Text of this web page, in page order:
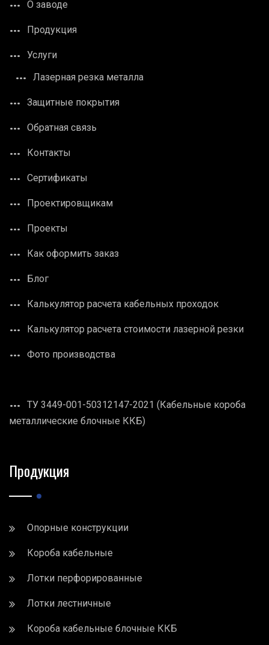
О заводе
Продукция
Услуги
Лазерная резка металла
Защитные покрытия
Обратная связь
Контакты
Сертификаты
Проектировщикам
Проекты
Как оформить заказ
Блог
Калькулятор расчета кабельных проходок
Калькулятор расчета стоимости лазерной резки
Фото производства
ТУ 3449-001-50312147-2021 (Кабельные короба
металлические блочные ККБ)
Продукция
Опорные конструкции
Короба кабельные
Лотки перфорированные
Лотки лестничные
Короба кабельные блочные ККБ